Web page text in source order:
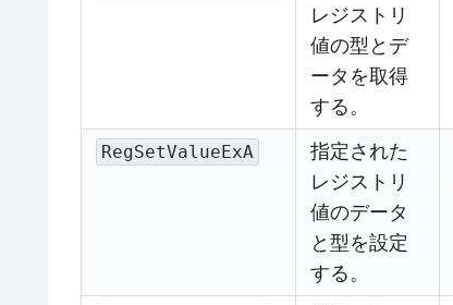
レジストリ
値の型とデ
ータを取得
する。
RegSetValueExA
指定された
レジストリ
値のデータ
と型を設定
する。